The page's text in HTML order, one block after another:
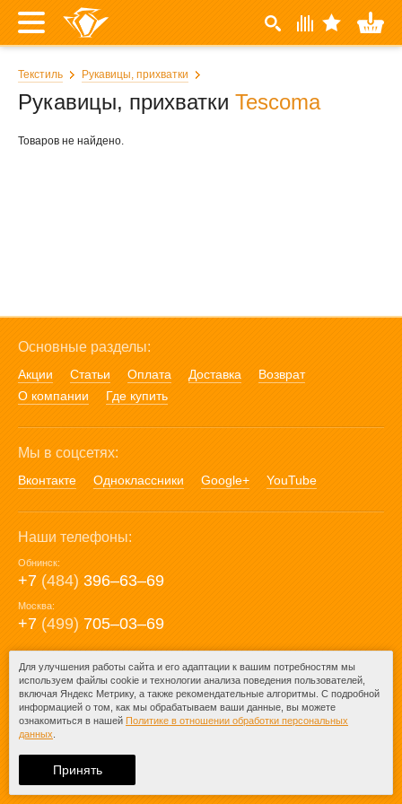
Текстиль Рукавицы, прихватки
Рукавицы, прихватки Tescoma
Товаров не найдено.
Основные разделы:
Акции Статьи Оплата Доставка
Возврат
О компании
Где купить
Мы в соцсетях:
Вконтакте Одноклассники Google+ YouTube
Наши телефоны:
Обнинск:
+7 (484) 396‒63‒69
Москва:
+7 (499) 705‒03‒69
E-mail:
mail@posuda40.ru
При любом копировании информации
ссылка на
Для улучшения работы сайта и его адаптации к вашим потребностям мы
используем файлы cookie и технологии анализа поведения пользователей,
включая Яндекс Метрику, а также рекомендательные алгоритмы. С подробной
информацией о том, как мы обрабатываем ваши данные, вы можете
ознакомиться в нашей Политике в отношении обработки персональных
данных
Принять